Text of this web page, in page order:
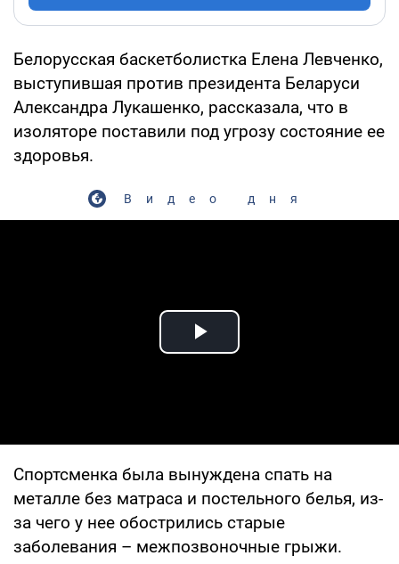
Белорусская баскетболистка Елена Левченко,
выступившая против президента Беларуси
Александра Лукашенко, рассказала, что в
изоляторе поставили под угрозу состояние ее
здоровья.
Видео дня
Play Video
Спортсменка была вынуждена спать на
металле без матраса и постельного белья, из-
за чего у нее обострились старые
заболевания – межпозвоночные грыжи.